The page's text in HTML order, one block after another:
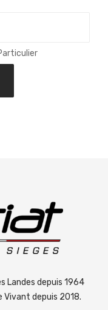
Landes depuis 1964
Vivant depuis 2018.